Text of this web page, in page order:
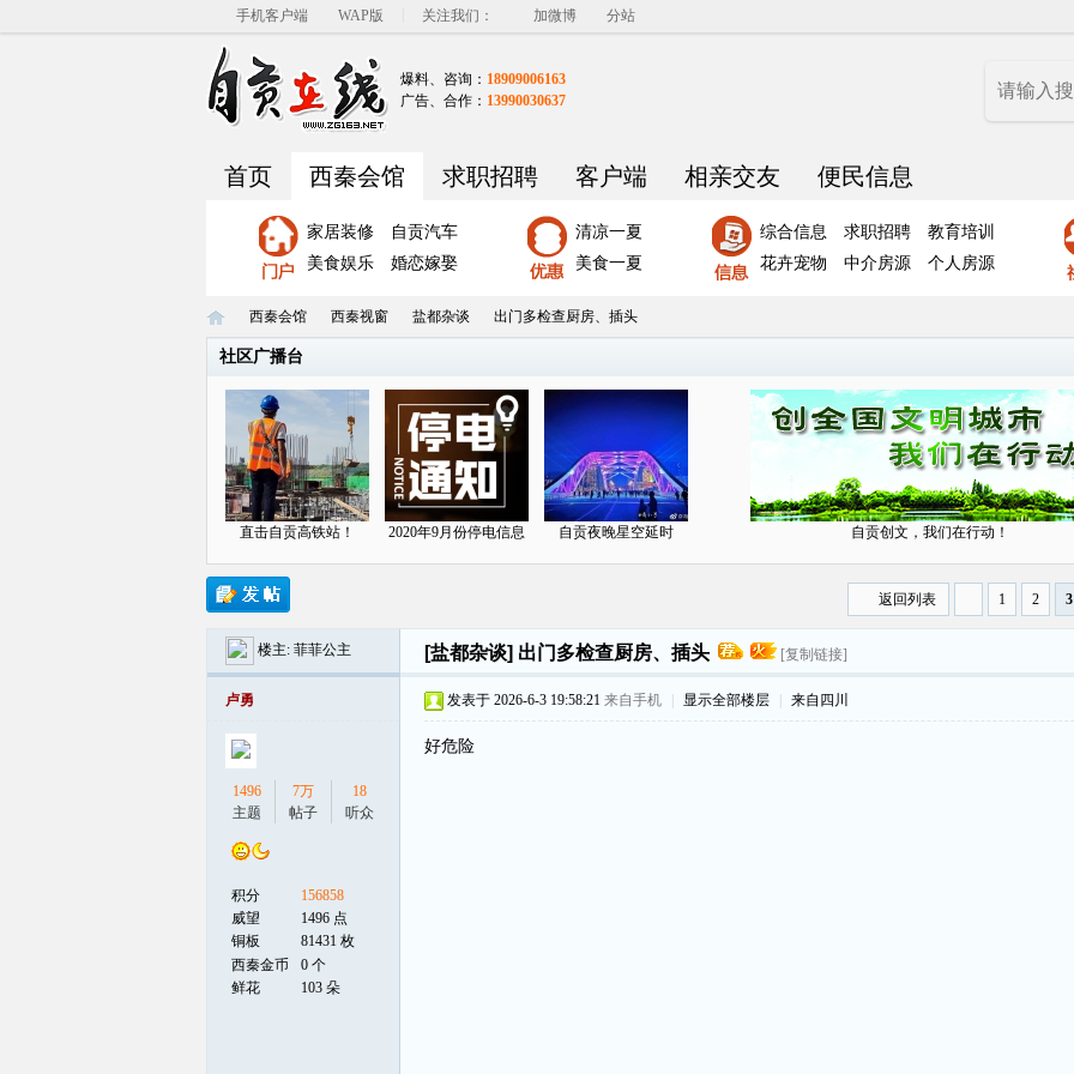
手机客户端 WAP版 关注我们： 加微博 分站
爆料、咨询： 18909006163
广告、合作： 13990030637
首页 西秦会馆 求职招聘 客户端 相亲交友 便民信息
家居装修
自贡汽车
美食娱乐
婚恋嫁娶
清凉一夏
美食一夏
综合信息 求职招聘
教育培训
花卉宠物
中介房源 个人房源
西秦会馆 西秦视窗 盐都杂谈
›
出门多检查厨房、插头
社区广播台
直击自贡高铁站！ 2020年9月份停电信息 自贡夜晚星空延时 自贡创文，我们在行动！
1 2 3
返回列表
楼主: 菲菲公主 [盐都杂谈] 出门多检查厨房、插头 [复制链接]
卢勇
1496
主题
7万
帖子
18
听众
积分
156858
威望
1496 点
铜板
81431 枚
西秦金币
0 个
鲜花
103 朵
发表于 2026-6-3 19:58:21 来自手机 显示全部楼层 来自四川
好危险